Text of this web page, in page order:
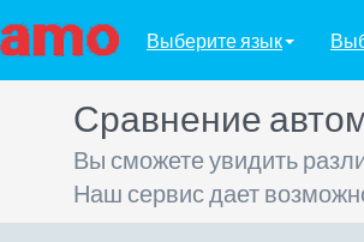
Выберите язык
Сравнение
Вы сможете увидить
Наш сервис дает